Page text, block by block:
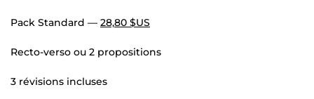
Pack Standard — 28,80 $US
Recto-verso ou 2 propositions
3 révisions incluses